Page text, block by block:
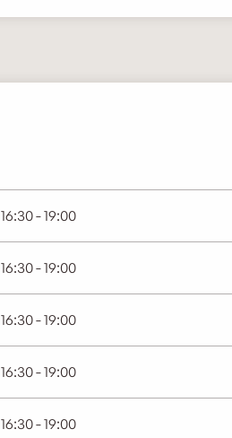
16:30 - 19:00
16:30 - 19:00
16:30 - 19:00
16:30 - 19:00
16:30 - 19:00